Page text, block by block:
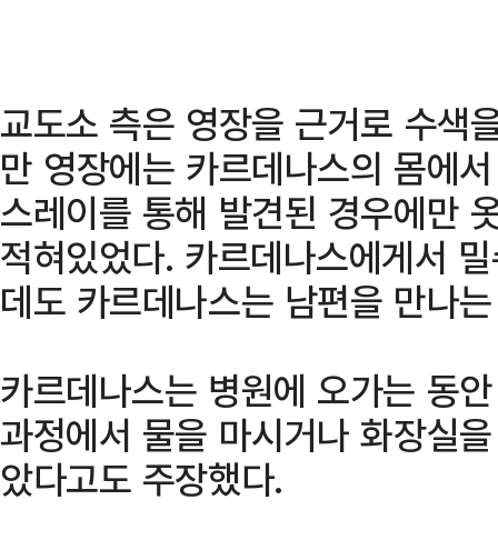
교도소 측은 영장을 근거로 수색
만 영장에는 카르데나스의 몸에
스레이를 통해 발견된 경우에만
적혀있었다. 카르데나스에게서
데도 카르데나스는 남편을 만나
카르데나스는 병원에 오가는 동
과정에서 물을 마시거나 화장실
았다고도 주장했다.